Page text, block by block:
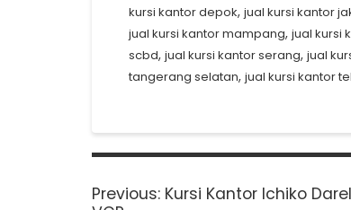
kursi kantor depok, jual kursi kantor
jual kursi kantor mampang, jual kursi
scbd, jual kursi kantor serang, jual
tangerang selatan, jual kursi kantor
Post
Previous: Previous
Kursi Kantor Ichiko